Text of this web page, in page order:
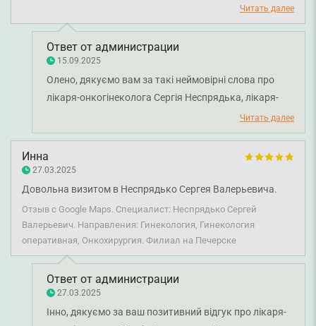
Читать далее
Ответ от администрации
15.09.2025
Олено, дякуємо вам за такі неймовірні слова про
лікаря-онкогінеколога Сергія Неспрядька, лікаря-
акушер-гінеколога Юрія Марченка та лікаря-
анестезіолога Олександра Мішуліса. Ми щасливі, що
наша команда змогла подарувати вам відчуття
турботи, безпеки та підтримки у такий
відповідальний момент. Бажаємо вам міцного
здоров'я!
Читать далее
Инна
27.03.2025
Довольна визитом в Неспрядько Сергея Валерьевича.
Отзыв с Google Maps. Специалист: Неспрядько Сергей
Валерьевич. Направления: Гинекология, Гинекология
оперативная, Онкохирургия. Филиал на Печерске
Ответ от администрации
27.03.2025
Інно, дякуємо за ваш позитивний відгук про лікаря-